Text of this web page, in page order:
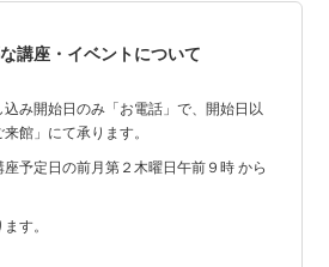
講座・イベントについて
み開始日のみ「お電話」で、開始日以
館」にて承ります。
予定日の前月第２木曜日午前９時 から
す。